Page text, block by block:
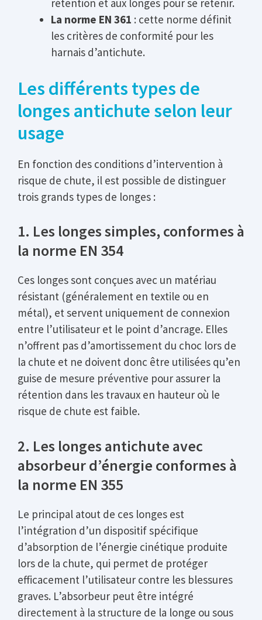
rétention et aux longes pour se retenir.
La norme EN 361 : cette norme définit
les critères de conformité pour les
harnais d’antichute.
Les différents types de
longes antichute selon leur
usage
En fonction des conditions d’intervention à
risque de chute, il est possible de distinguer
trois grands types de longes :
1. Les longes simples, conformes à
la norme EN 354
Ces longes sont conçues avec un matériau
résistant (généralement en textile ou en
métal), et servent uniquement de connexion
entre l’utilisateur et le point d’ancrage. Elles
n’offrent pas d’amortissement du choc lors de
la chute et ne doivent donc être utilisées qu’en
guise de mesure préventive pour assurer la
rétention dans les travaux en hauteur où le
risque de chute est faible.
2. Les longes antichute avec
absorbeur d’énergie conformes à
la norme EN 355
Le principal atout de ces longes est
l’intégration d’un dispositif spécifique
d’absorption de l’énergie cinétique produite
lors de la chute, qui permet de protéger
efficacement l’utilisateur contre les blessures
graves. L’absorbeur peut être intégré
directement à la structure de la longe ou sous